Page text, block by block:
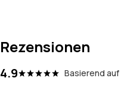
Rezensionen
4.9 Basierend auf